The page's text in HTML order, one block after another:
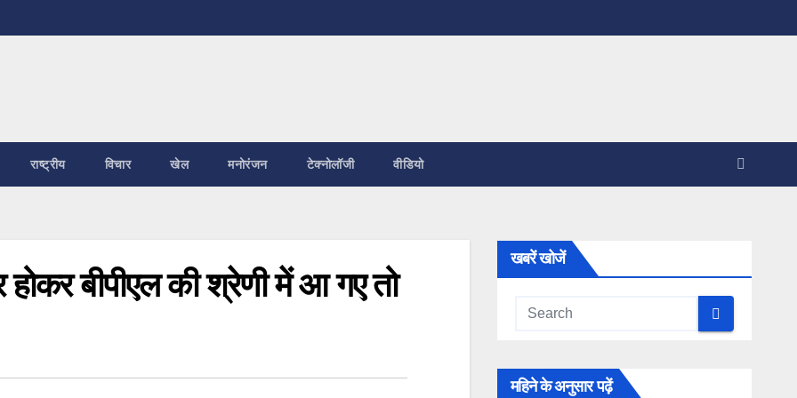
राष्ट्रीय विचार खेल मनोरंजन टेक्नोलॉजी वीडियो
होकर बीपीएल की श्रेणी में आ गए तो
खबरें खोजें
महिने के अनुसार पढ़ें